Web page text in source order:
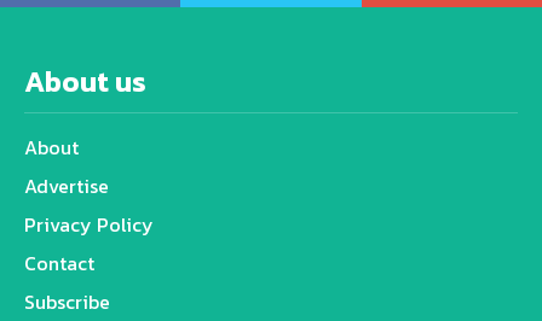
About us
About
Advertise
Privacy Policy
Contact
Subscribe